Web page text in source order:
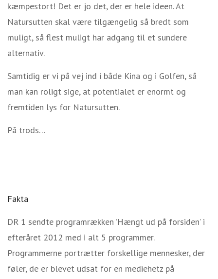
kæmpestort! Det er jo det, der er hele ideen. At
Natursutten skal være tilgængelig så bredt som
muligt, så flest muligt har adgang til et sundere
alternativ.
Samtidig er vi på vej ind i både Kina og i Golfen, så
man kan roligt sige, at potentialet er enormt og
fremtiden lys for Natursutten.
På trods…
Fakta
DR 1 sendte programrækken ’Hængt ud på forsiden’ i
efteråret 2012 med i alt 5 programmer.
Programmerne portrætter forskellige mennesker, der
føler, de er blevet udsat for en mediehetz på